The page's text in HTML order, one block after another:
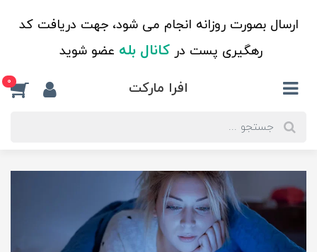
ارسال بصورت روزانه انجام می شود، جهت دریافت کد
رهگیری پست درکانال بله عضو شوید
افرا مارکت 0